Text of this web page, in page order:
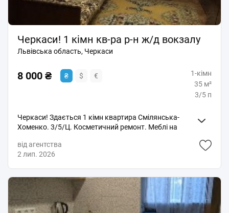
Черкаси! 1 кімн кв-ра р-н ж/д вокзалу
Львівська область, Черкаси
8 000 ₴ ₴ $ €
1-кімн
35 м²
3/5 п
Черкаси! Здається 1 кімн квартира Смілянська-
Хоменко. 3/5/Ц. Косметичний ремонт. Меблі на
Взимку тепла, влітку не жарка. Без балкона. Курити
тільки на вулиці ! Для мешканців без тварин !
депозит. Послуга АН 50 % одноразово при підписанні
договору. Всі ком послуги сплачує орендар.
Здається мінімум на 6 місяців!
від агентства
2 лип. 2026